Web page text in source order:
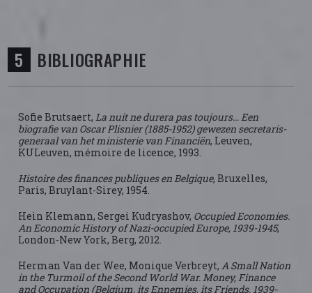
BIBLIOGRAPHIE
Sofie Brutsaert,La nuit ne durera pas toujours… Een
biografie van Oscar Plisnier (1885-1952) gewezen secretaris-
generaal van het ministerie van Financiën, Leuven,
KULeuven, mémoire de licence, 1993.
Histoire des finances publiques en Belgique, Bruxelles,
Paris, Bruylant-Sirey, 1954.
Hein Klemann, Sergei Kudryashov, Occupied Economies.
An Economic History of Nazi-occupied Europe, 1939-1945,
London-New York, Berg, 2012.
Herman Van der Wee, Monique Verbreyt,A Small Nation
in the Turmoil of the Second World War. Money, Finance
and Occupation (Belgium, its Ennemies, its Friends, 1939-